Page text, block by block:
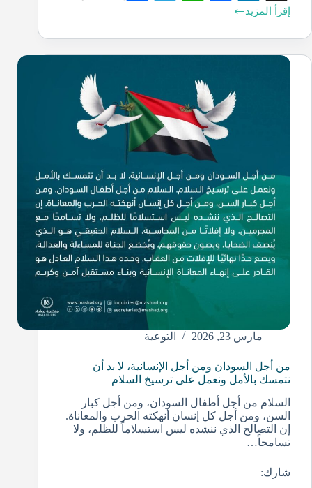
nk
ed
In
bo
ok
ts
A
gr
a
re
إقرأ المزيد
مارس 23, 2026 التوعية
من أجل السودان ومن أجل الإنسانية، لا بد أن
نتمسك بالأمل ونعمل على ترسيخ السلام
السلام من أجل أطفال السودان، ومن أجل كبار
السن، ومن أجل كل إنسان أنهكته الحرب والمعاناة.
إن التصالح الذي ننشده ليس استسلاماً للظلم، ولا
تسامحاً…
شارك: